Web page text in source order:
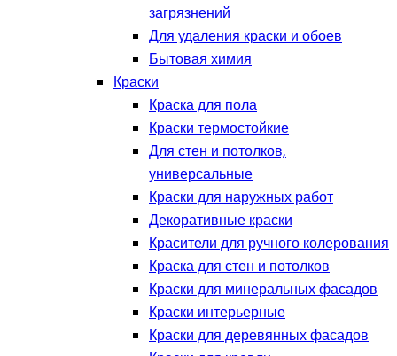
загрязнений
Для удаления краски и обоев
Бытовая химия
Краски
Краска для пола
Краски термостойкие
Для стен и потолков,
универсальные
Краски для наружных работ
Декоративные краски
Красители для ручного колерования
Краска для стен и потолков
Краски для минеральных фасадов
Краски интерьерные
Краски для деревянных фасадов